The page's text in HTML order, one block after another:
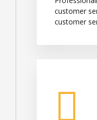
customer
customer